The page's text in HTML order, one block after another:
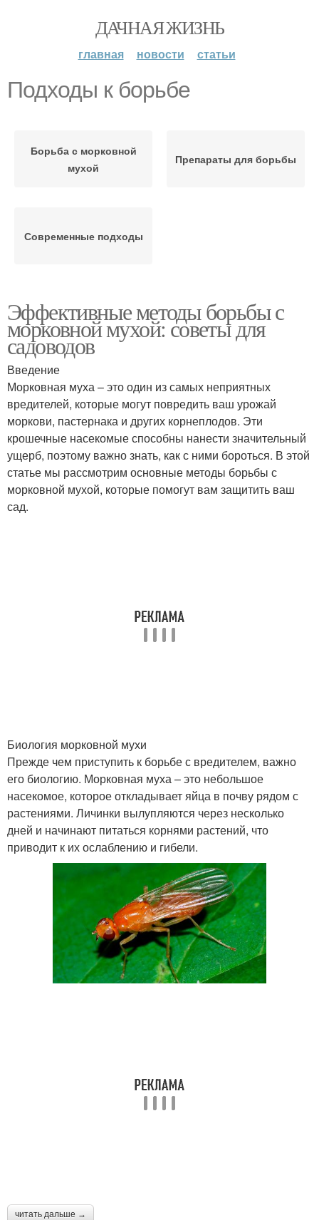
ДАЧНАЯ ЖИЗНЬ
главная новости статьи
Подходы к борьбе
Борьба с морковной
мухой
Препараты для борьбы
Современные подходы
Эффективные методы борьбы с
морковной мухой: советы для
садоводов
Введение
Морковная муха – это один из самых неприятных
вредителей, которые могут повредить ваш урожай
моркови, пастернака и других корнеплодов. Эти
крошечные насекомые способны нанести значительный
ущерб, поэтому важно знать, как с ними бороться. В этой
статье мы рассмотрим основные методы борьбы с
морковной мухой, которые помогут вам защитить ваш
сад.
Биология морковной мухи
Прежде чем приступить к борьбе с вредителем, важно
его биологию. Морковная муха – это небольшое
насекомое, которое откладывает яйца в почву рядом с
растениями. Личинки вылупляются через несколько
дней и начинают питаться корнями растений, что
приводит к их ослаблению и гибели.
читать дальше →